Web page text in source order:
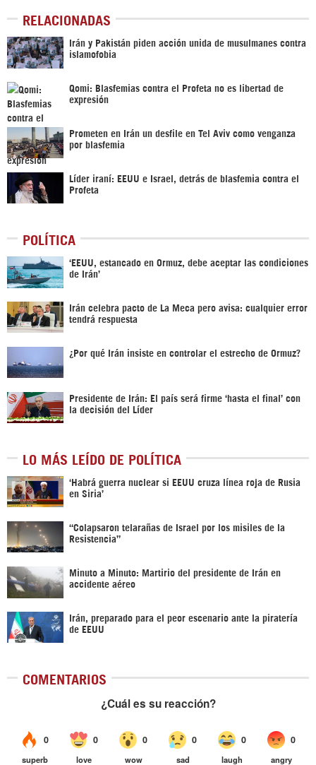
RELACIONADAS
Irán y Pakistán piden acción unida de musulmanes contra
islamofobia
Qomi: Blasfemias contra el Profeta no es libertad de
expresión
Prometen en Irán un desfile en Tel Aviv como venganza
por blasfemia
Líder iraní: EEUU e Israel, detrás de blasfemia contra el
Profeta
POLÍTICA
‘EEUU, estancado en Ormuz, debe aceptar las condiciones
de Irán’
Irán celebra pacto de La Meca pero avisa: cualquier error
tendrá respuesta
¿Por qué Irán insiste en controlar el estrecho de Ormuz?
Presidente de Irán: El país será firme ‘hasta el final’ con
la decisión del Líder
LO MÁS LEÍDO DE POLÍTICA
‎‘Habrá guerra nuclear si EEUU cruza línea roja de Rusia
en Siria’‎
“Colapsaron telarañas de Israel por los misiles de la
Resistencia”
Minuto a Minuto: Martirio del presidente de Irán en
accidente aéreo
Irán, preparado para el peor escenario ante la piratería
de EEUU
COMENTARIOS